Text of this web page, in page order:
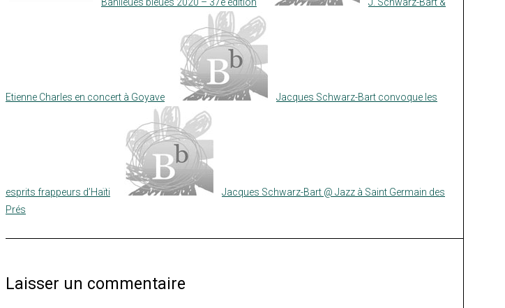
Banlieues bleues 2020 – 37e édition J. Schwarz-Bart &
Etienne Charles en concert à Goyave Jacques Schwarz-Bart convoque les
esprits frappeurs d’Haïti
Jacques Schwarz-Bart @ Jazz à Saint Germain des
Prés
Laisser un commentaire